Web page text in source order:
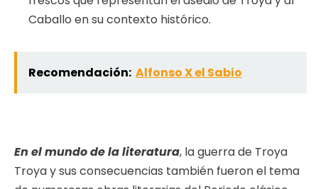
Caballo en su contexto histórico.
Recomendación: Alfonso X el Sabio
En el mundo de la literatura, la guerra de Troya
Troya y sus consecuencias también fueron el tema